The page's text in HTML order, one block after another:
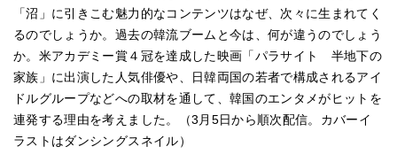
「沼」に引きこむ魅力的なコンテンツはなぜ、次々に生まれてく
るのでしょうか。過去の韓流ブームと今は、何が違うのでしょう
か。米アカデミー賞４冠を達成した映画「パラサイト 半地下の
家族」に出演した人気俳優や、日韓両国の若者で構成されるアイ
ドルグループなどへの取材を通して、韓国のエンタメがヒットを
連発する理由を考えました。（3月5日から順次配信。カバーイ
ラストはダンシングスネイル）